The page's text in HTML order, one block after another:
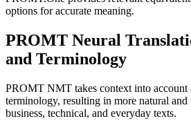
options for accurate meaning.
PROMT Neural
and Terminology
PROMT NMT takes context into account
terminology, resulting in more natural and
business, technical, and everyday texts.